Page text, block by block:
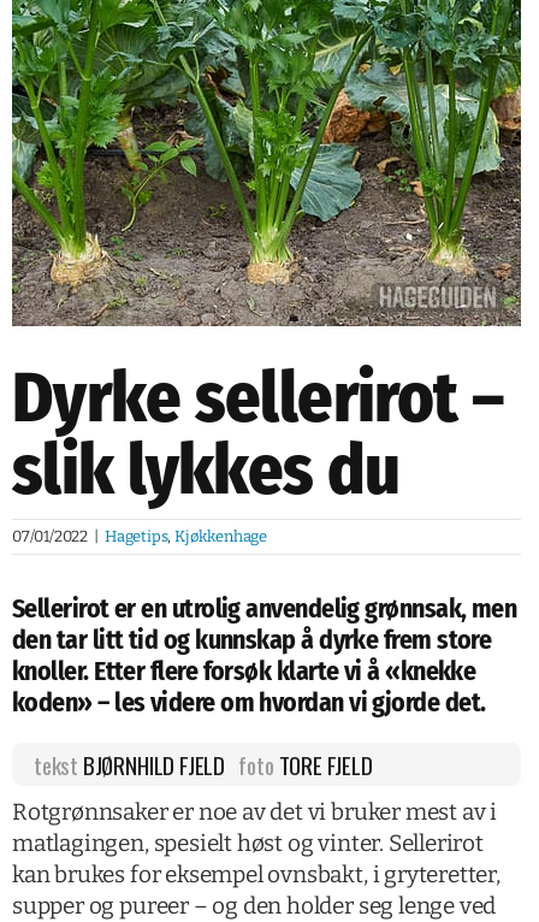
NETTBUTIKK
NYHETSBREV
KURS
HAGETIPS
REISETIPS
OM OSS
Dyrke sellerirot –
slik lykkes du
07/01/2022 Hagetips,Kjøkkenhage
Sellerirot er en utrolig anvendelig grønnsak, men
den tar litt tid og kunnskap å dyrke frem store
knoller. Etter flere forsøk klarte vi å «knekke
koden» – les videre om hvordan vi gjorde det.
tekst BJØRNHILD FJELD foto TORE FJELD
Rotgrønnsaker er noe av det vi bruker mest av i
matlagingen, spesielt høst og vinter. Sellerirot
kan brukes for eksempel ovnsbakt, i gryteretter,
supper og pureer – og den holder seg lenge ved